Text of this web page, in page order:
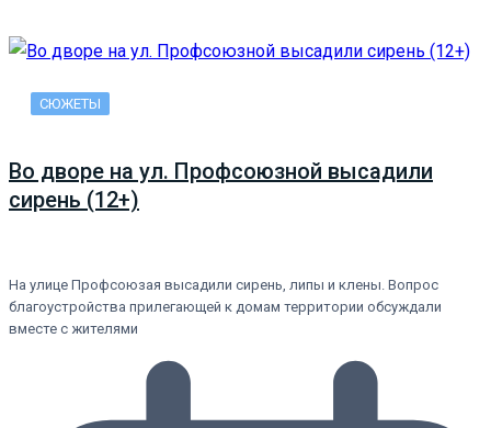
СЮЖЕТЫ
Во дворе на ул. Профсоюзной высадили
сирень (12+)
На улице Профсоюзая высадили сирень, липы и клены. Вопрос
благоустройства прилегающей к домам территории обсуждали
вместе с жителями